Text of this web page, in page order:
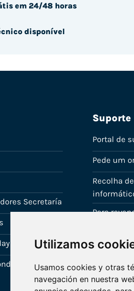
Utilizamos
Usamos cookies y otras
navegación en nuestra
em 24/48 horas
disponível
Secretaría
Suporte
Portal de
Pede um
Recolha
Para